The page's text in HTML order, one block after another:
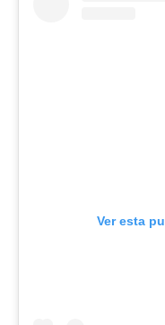
Ver esta